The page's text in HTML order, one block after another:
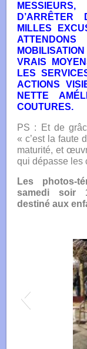
MILLES
VRAIS
LES
ACTIONS
NETTE
COUTURES.
PS : Et de
« c’est la faute
maturité, et
qui dépasse les
Les photos-
samedi soir
destiné aux